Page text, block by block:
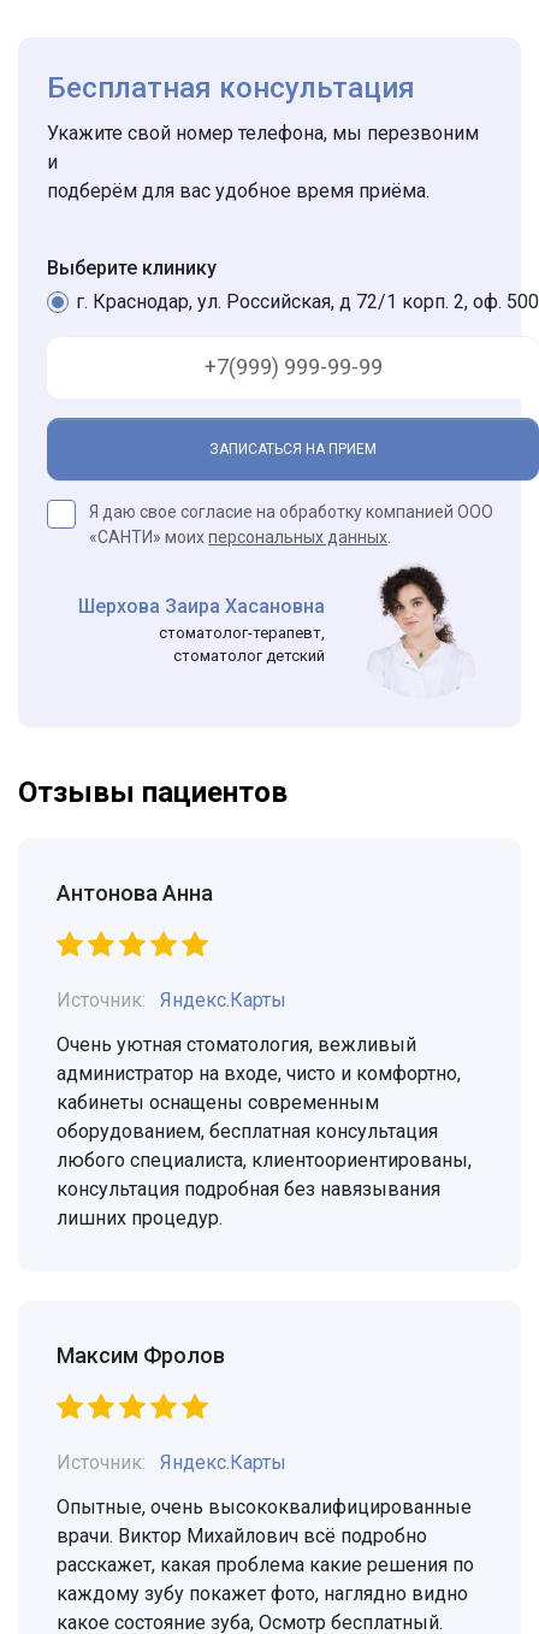
Бесплатная консультация
Укажите свой номер телефона, мы перезвоним
и
подберём для вас удобное время приёма.
Выберите клинику
г. Краснодар, ул. Российская, д 72/1 корп. 2, оф. 500
ЗАПИСАТЬСЯ НА ПРИЕМ
Я даю свое согласие на обработку компанией ООО
«САНТИ» моихперсональных данных
Шерхова Заира Хасановна
стоматолог-терапевт,
стоматолог детский
Отзывы пациентов
Антонова Анна
Источник:
Яндекс.Карты
Очень уютная стоматология, вежливый
администратор на входе, чисто и комфортно,
кабинеты оснащены современным
оборудованием, бесплатная консультация
любого специалиста, клиентоориентированы,
консультация подробная без навязывания
лишних процедур.
Максим Фролов
Источник:
Яндекс.Карты
Опытные, очень высококвалифицированные
врачи. Виктор Михайлович всё подробно
расскажет, какая проблема какие решения по
каждому зубу покажет фото, наглядно видно
какое состояние зуба, Осмотр бесплатный.